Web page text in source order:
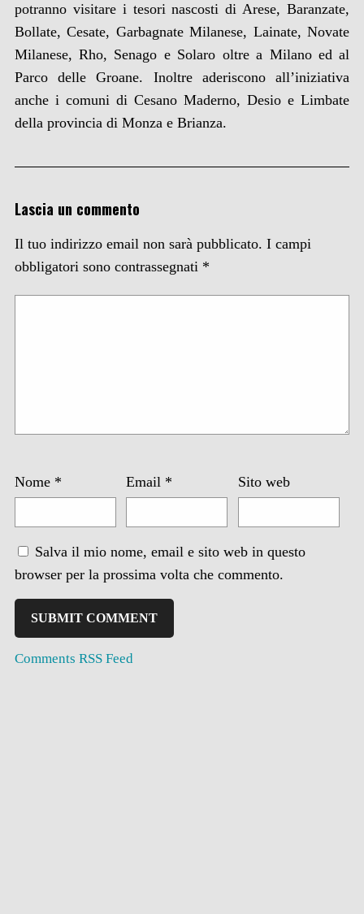
potranno visitare i tesori nascosti diArese,Baranzate,
Bollate,Cesate, Garbagnate Milanese, Lainate,Novate
Milanese,Rho, Senago e Solaro oltre a Milano ed al
Parco delle Groane. Inoltre aderiscono all’iniziativa
anche i comuni di Cesano Maderno,DesioeLimbate
della provincia di Monza e Brianza.
Lascia un commento
Il tuo indirizzo email non sarà pubblicato. I campi
obbligatori sono contrassegnati *
Nome * Email * Sito web
Salva il mio nome, email e sito web in questo
browser per la prossima volta che commento.
Comments RSS Feed